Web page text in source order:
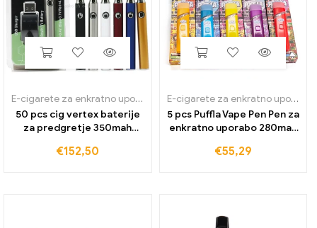
E-cigarete za enkratno uporabo
50 pcs cig vertex baterije
za predgretje 350mah
baterija za pametni
€152,50
E-cigarete za enkratno uporabo
5 pcs Puffla Vape Pen Pen za
enkratno uporabo 280mah
prazne stroke keramične
€55,29